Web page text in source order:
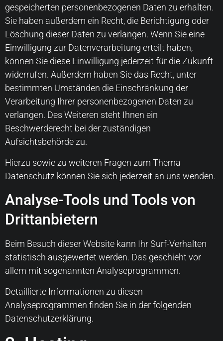
gespeicherten personenbezogenen Daten zu erhalten.
Sie haben außerdem ein Recht, die Berichtigung oder
Löschung dieser Daten zu verlangen. Wenn Sie eine
Einwilligung zur Datenverarbeitung erteilt haben,
können Sie diese Einwilligung jederzeit für die Zukunft
widerrufen. Außerdem haben Sie das Recht, unter
bestimmten Umständen die Einschränkung der
Verarbeitung Ihrer personenbezogenen Daten zu
verlangen. Des Weiteren steht Ihnen ein
Beschwerderecht bei der zuständigen
Aufsichtsbehörde zu.
Hierzu sowie zu weiteren Fragen zum Thema
Datenschutz können Sie sich jederzeit an uns wenden.
Analyse-Tools und Tools von
Dritt­anbietern
Beim Besuch dieser Website kann Ihr Surf-Verhalten
statistisch ausgewertet werden. Das geschieht vor
allem mit sogenannten Analyseprogrammen.
Detaillierte Informationen zu diesen
Analyseprogrammen finden Sie in der folgenden
Datenschutzerklärung.